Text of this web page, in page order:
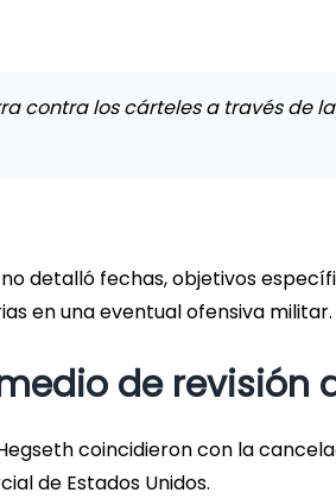
contra los cárteles a través de
detalló fechas, objetivos
en una eventual ofensiva militar.
de revisión
coincidieron con la
de Estados Unidos.